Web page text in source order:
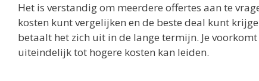
Het is verstandig om meerdere offertes aan te
kosten kunt vergelijken en de beste deal kunt
betaalt het zich uit in de lange termijn. Je
uiteindelijk tot hogere kosten kan leiden.